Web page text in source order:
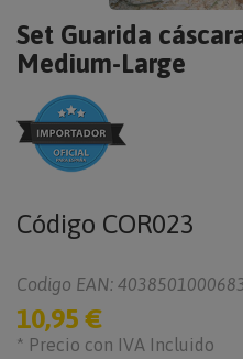
Set Guarida
Medium-Large
Código COR023
Codigo EAN: 4038501000683
10,95 €
* Precio con IVA Incluido